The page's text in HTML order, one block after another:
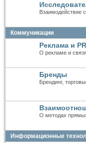
Взаимодействие
Коммуникации
Реклама и PR
О рекламе и
Бренды
Брендинг,
О методах
Информационные